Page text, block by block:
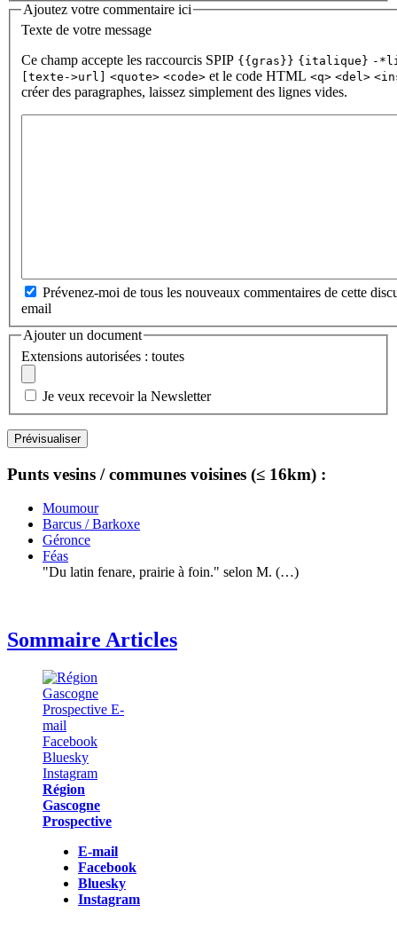
Ajoutez votre commentaire ici
Texte de votre message
Ce champ accepte les raccourcis SPIP {{gras}} {italique} -
[texte->url]
<quote> <code> et le code HTML <q> <del>
créer des paragraphes, laissez simplement des lignes vides.
Prévenez-moi de tous les nouveaux commentaires de cette
email
Ajouter un document
Extensions autorisées : toutes
Je veux recevoir la Newsletter
Punts vesins / communes voisines (≤ 16km) :
Moumour
Barcus / Barkoxe
Géronce
Féas
"Du latin fenare, prairie à foin." selon M. (…)
Sommaire Articles
Région
Gascogne
Prospective
E-mail
Facebook
Bluesky
Instagram